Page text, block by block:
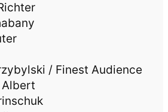
/ Finest Audience
Albert